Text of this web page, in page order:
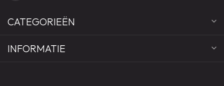
CATEGORIEËN
INFORMATIE